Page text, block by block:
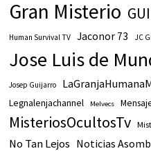
Gran Misterio
Human Survival TV Jaconor 73 JC
Jose Luis de
Josep Guijarro
Legnalenjachannel Melvecs
MisteriosOcultosTv
No Tan Lejos Noticias